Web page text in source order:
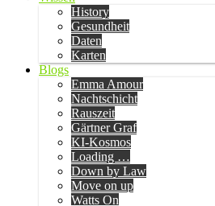
History
Gesundheit
Daten
Karten
Blogs
Emma Amour
Nachtschicht
Rauszeit
Gärtner Graf
KI-Kosmos
Loading …
Down by Law
Move on up
Watts On